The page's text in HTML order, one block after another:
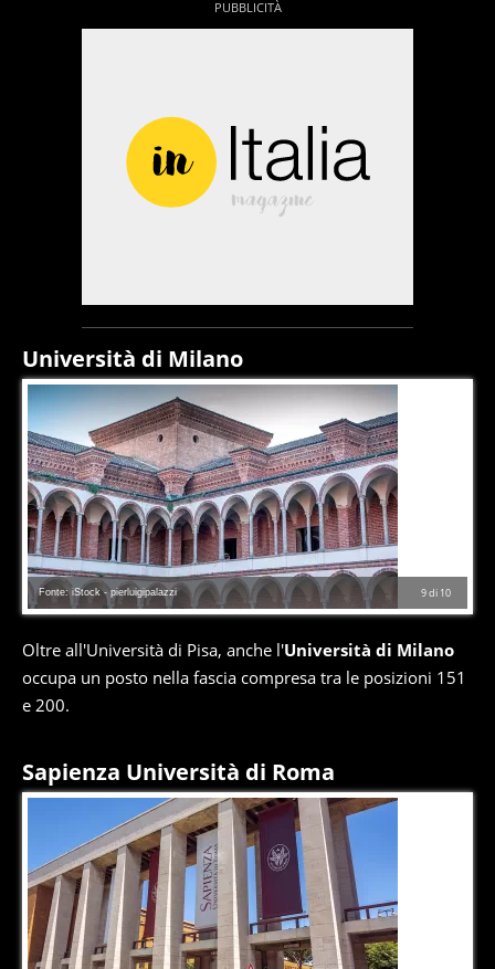
Università di Milano
9di 10
Fonte: iStock - pierluigipalazzi
Oltre all'Università di Pisa, anche l'Università di Milano
occupa un posto nella fascia compresa tra le posizioni 151
e 200.
Sapienza Università di Roma